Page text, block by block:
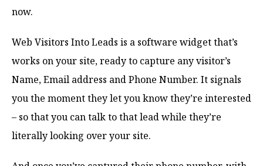
now.
Web Visitors Into Leads is a software widget that’s
works on your site, ready to capture any visitor’s
Name, Email address and Phone Number. It signals
you the moment they let you know they’re interested
– so that you can talk to that lead while they’re
literally looking over your site.